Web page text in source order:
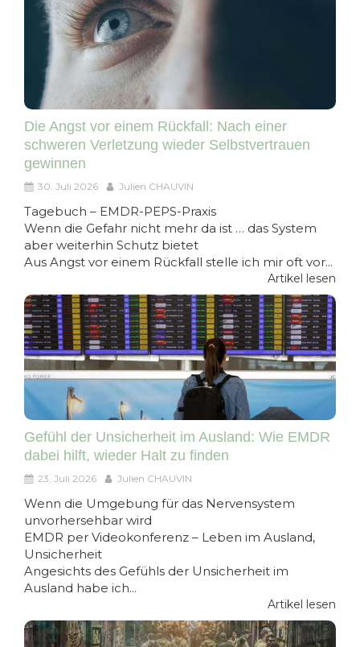
Die Angst vor einem Rückfall: Nach einer
schweren Verletzung wieder Selbstvertrauen
gewinnen
30. Juli 2026 Julien CHAUVIN
Tagebuch – EMDR-PEPS-Praxis
Wenn die Gefahr nicht mehr da ist … das System
aber weiterhin Schutz bietet
Aus Angst vor einem Rückfall stelle ich mir oft vor...
Artikel lesen
Gefühl der Unsicherheit im Ausland: Wie EMDR
dabei hilft, wieder Halt zu finden
23. Juli 2026 Julien CHAUVIN
Wenn die Umgebung für das Nervensystem
unvorhersehbar wird
EMDR per Videokonferenz – Leben im Ausland,
Unsicherheit
Angesichts des Gefühls der Unsicherheit im
Ausland habe ich...
Artikel lesen